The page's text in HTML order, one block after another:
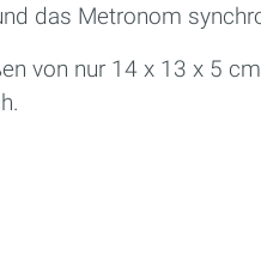
das Metronom
von nur 14 x 13 x 5